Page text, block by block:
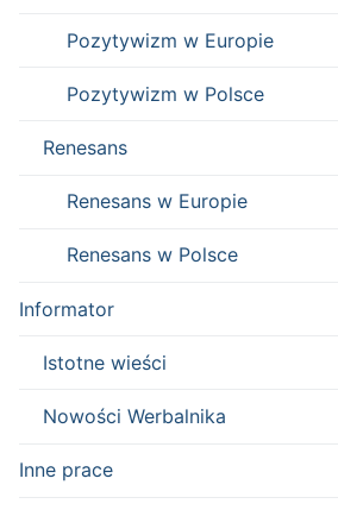
Pozytywizm w Europie
Pozytywizm w Polsce
Renesans
Renesans w Europie
Renesans w Polsce
Informator
Istotne wieści
Nowości Werbalnika
Inne prace